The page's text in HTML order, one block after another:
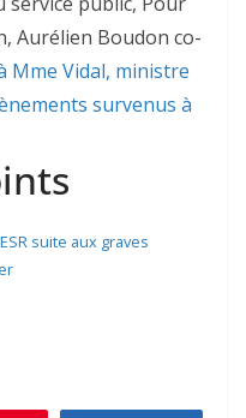
Aurélien Boudon co-
Mme Vidal, ministre
survenus à
suite aux graves